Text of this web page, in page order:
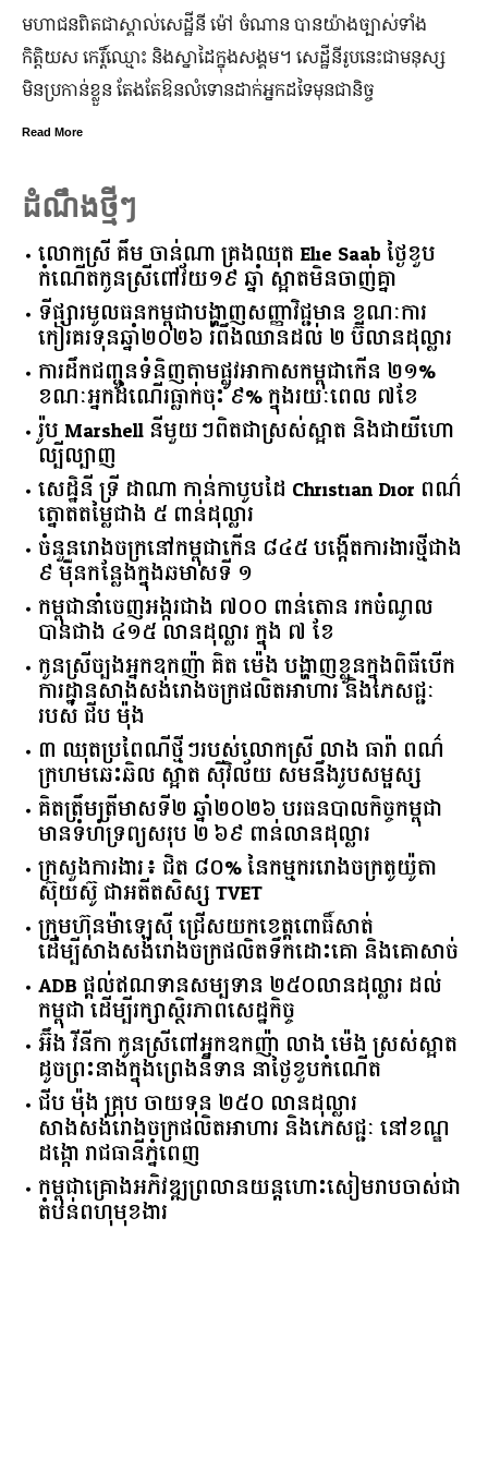
ដើម្បីជំរុញ និងលើកកម្ពស់វិស័យទេសចរណ៍នៅរាជធានីភ្នំពេញ ឱ្យ
កាន់តែរស់រវើក ស្របពេលដែលពិភពលោកទាំងមូល នឹង​សាទរឆ្នាំថ្មី
ឆ្នាំសកល ២០២៦នាពេលខាងមុននេះ រដ្ឋបាលរាជធានីភ្នំពេញ
នឹងបើកឱ្យដំណើរការជាធម្មតានូវ “ផ្លូវថ្មើរជើងចតុមុខ” រយៈពេល
Read More
ដំណឹងថ្មីៗ
លោកស្រី គឹម ចាន់ណា គ្រងឈុត Elie Saab ថ្ងៃខួប
កំណើតកូនស្រីពៅវ័យ១៩ ឆ្នាំ ស្អាតមិនចាញ់គ្នា
ទីផ្សារ​មូលធន​កម្ពុជា​បង្ហាញ​សញ្ញា​វិជ្ជមាន​ ​ខណៈ​ការ​
កៀរគរ​ទុន​ឆ្នាំ​២០២៦​ ​រំពឹង​ឈានដល់​ ​២​ ​ប៊ីលាន​ដុល្លារ​
ការដឹកជញ្ជូនទំនិញតាមផ្លូវអាកាសកម្ពុជាកើន ២១%
ខណៈអ្នកដំណើរធ្លាក់ចុះ ៩% ក្នុងរយៈពេល ៧ខែ
រ៉ូប Marshell នីមួយៗពិតជាស្រស់ស្អាត និងជាយីហោ
ល្បីល្បាញ
សេដ្ឋិនី ទ្រី ដាណា កាន់កាបូបដៃ Christian Dior ពណ៌
ត្នោតតម្លៃជាង ៥ ពាន់ដុល្លារ
ចំនួន​រោងចក្រ​នៅ​កម្ពុជា​កើន​ ​៨៤៥​ ​បង្កើត​ការងារ​ថ្មី​ជាង​
​៩​ ​ម៉ឺន​កន្លែង​ក្នុង​ឆមាស​ទី ​១​
កម្ពុជានាំចេញអង្ករជាង ៧០០ ពាន់តោន រកចំណូល
បានជាង ៤១៥ លានដុល្លារ ក្នុង ៧ ខែ
កូនស្រីច្បងអ្នកឧកញ៉ា គិត ម៉េង បង្ហាញខ្លួនក្នុងពិធីបើក
ការដ្ឋានសាងសង់រោងចក្រផលិតអាហារ និងភេសជ្ជៈ
របស់ ជីប ម៉ុង
៣ ឈុតប្រពៃណីថ្មីៗរបស់លោកស្រី លាង ធារ៉ា ពណ៌
ក្រហមឆេះឆិល ស្អាត ​ស៊ីវិល័យ សមនឹងរូបសម្ផស្ស
គិត​ត្រឹមត្រីមាស​ទី​២​ ​ឆ្នាំ​២០២៦​ បរធន​បាលកិច្ច​កម្ពុជា​ ​
មាន​ទំហំ​ទ្រព្យ​សរុប​ ​២.៦៩​ ​ពាន់លាន​ដុល្លារ​
ក្រសួង​ការងារ​៖ ​ជិត​ ​៨០​% ​នៃ​កម្មករ​រោងចក្រ​តូយ៉ូតា ​
ស៊ុយ​ស៊ូ ​ជា​អតីត​សិស្ស​ ​TVET​
ក្រុមហ៊ុន​ម៉ាឡេស៊ី ជ្រើសយកខេត្ដពោធិ៍សាត់
ដើម្បីសាងសង់រោងចក្រផលិតទឹកដោះគោ និងគោសាច់
ADB ផ្តល់ឥណទានសម្បទាន ២៥០លានដុល្លារ ដល់
កម្ពុជា ដើម្បីរក្សាស្ថិរភាពសេដ្ឋកិច្ច
អ៊ឹង វីនីកា កូនស្រីពៅអ្នកឧកញ៉ា លាង ម៉េង ស្រស់ស្អាត
ដូចព្រះនាងក្នុងព្រេងនិទាន នាថ្ងៃខួបកំណើត
ជីប ម៉ុង គ្រុប ចាយទុន ២៥០ លានដុល្លារ
សាងសង់រោងចក្រផលិតអាហារ និងភេសជ្ជៈ នៅខណ្ឌ
ដង្កោ រាជធានីភ្នំពេញ